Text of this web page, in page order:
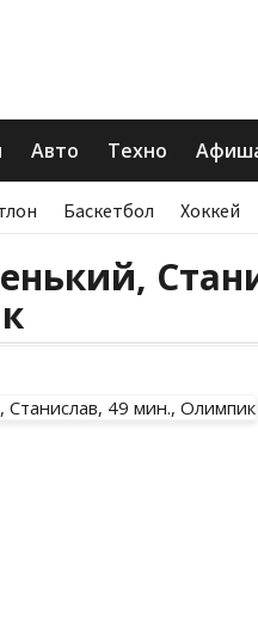
Авто Техно
Баскетбол Хоккей